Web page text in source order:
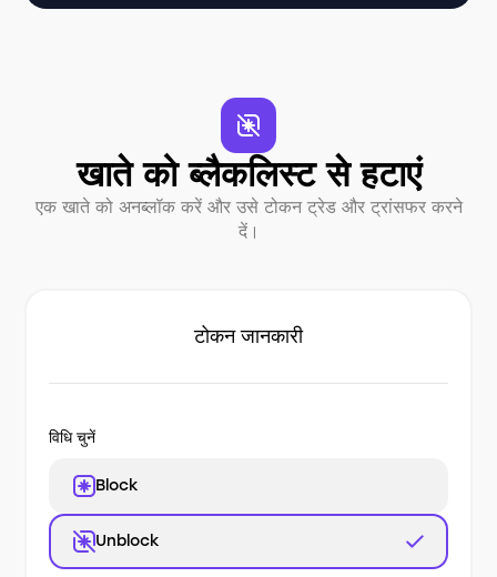
खाते को ब्लैकलिस्ट से हटाएं
एक खाते को अनब्लॉक करें और उसे टोकन ट्रेड और ट्रांसफर करने
दें।
टोकन जानकारी
विधि चुनें
Block
Unblock